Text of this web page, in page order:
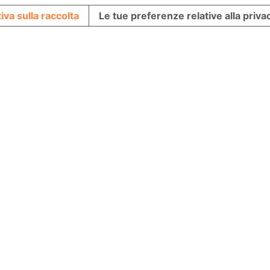
sulla raccolta Le tue preferenze relative alla